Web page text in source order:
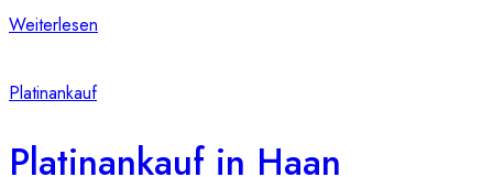
Weiterlesen
Platinankauf
Platinankauf in Haan